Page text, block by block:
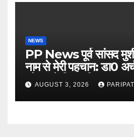
NEWS
PP News पूर्व सांसद
नाम से मेरी पहचान: डा0
चौपाल में दिया परिचय
AUGUST 3, 2026